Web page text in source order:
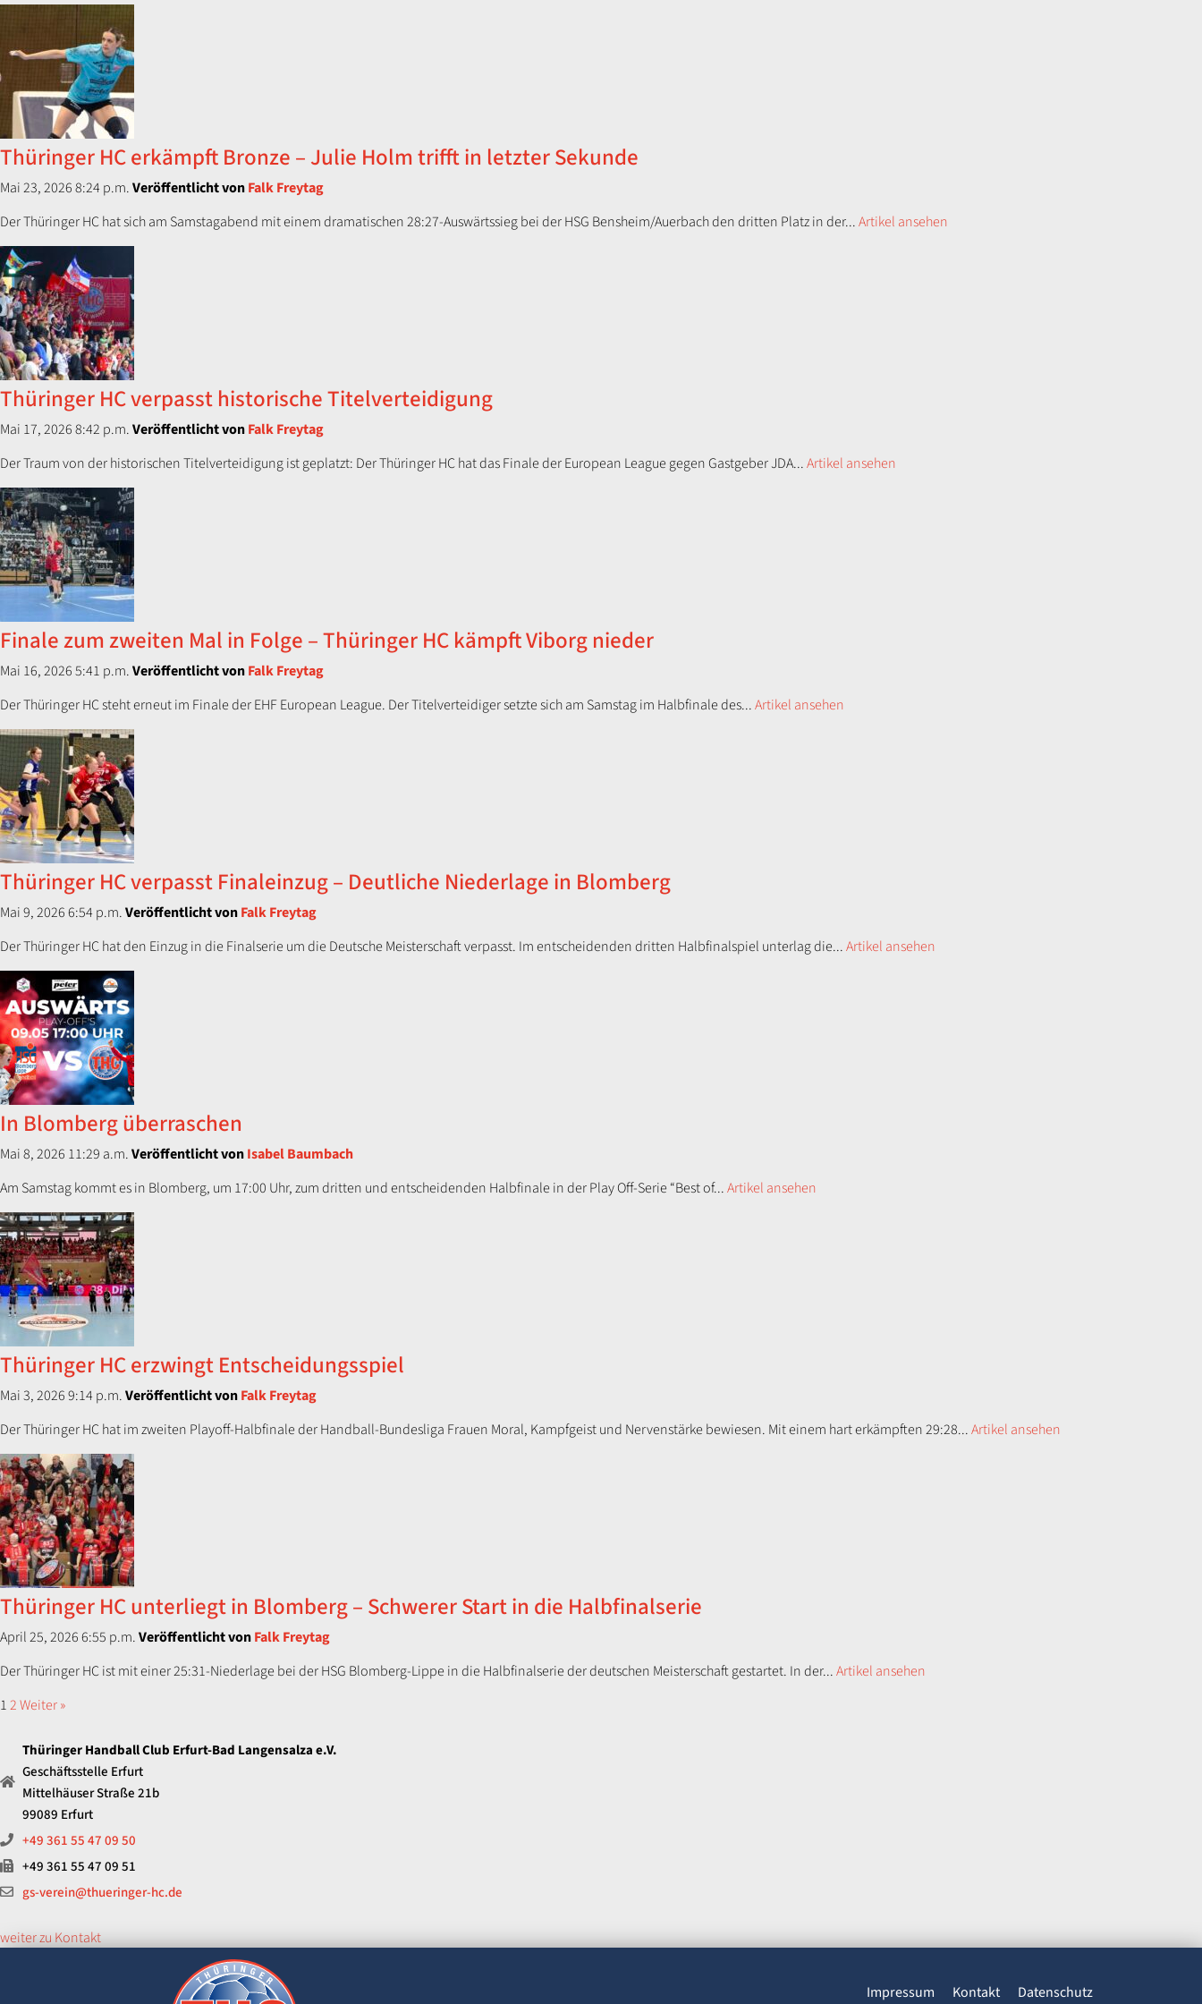
Thüringer HC erkämpft Bronze – Julie Holm trifft in letzter Sekunde
Mai 23, 2026 8:24 p.m.Veröffentlicht vonFalk Freytag
Der Thüringer HC hat sich am Samstagabend mit einem dramatischen 28:27-Auswärtssieg bei der HSG Bensheim/Auerbach den dritten Platz in der...Artikel ansehen
Thüringer HC verpasst historische Titelverteidigung
Mai 17, 2026 8:42 p.m.Veröffentlicht vonFalk Freytag
Der Traum von der historischen Titelverteidigung ist geplatzt: Der Thüringer HC hat das Finale der European League gegen Gastgeber JDA...Artikel ansehen
Finale zum zweiten Mal in Folge – Thüringer HC kämpft Viborg nieder
Mai 16, 2026 5:41 p.m.Veröffentlicht vonFalk Freytag
Der Thüringer HC steht erneut im Finale der EHF European League. Der Titelverteidiger setzte sich am Samstag im Halbfinale des...Artikel ansehen
Thüringer HC verpasst Finaleinzug – Deutliche Niederlage in Blomberg
Mai 9, 2026 6:54 p.m.Veröffentlicht vonFalk Freytag
Der Thüringer HC hat den Einzug in die Finalserie um die Deutsche Meisterschaft verpasst. Im entscheidenden dritten Halbfinalspiel unterlag die...Artikel ansehen
In Blomberg überraschen
Mai 8, 2026 11:29 a.m.Veröffentlicht vonIsabel Baumbach
Am Samstag kommt es in Blomberg, um 17:00 Uhr, zum dritten und entscheidenden Halbfinale in der Play Off-Serie “Best of...Artikel ansehen
Thüringer HC erzwingt Entscheidungsspiel
Mai 3, 2026 9:14 p.m.Veröffentlicht vonFalk Freytag
Der Thüringer HC hat im zweiten Playoff-Halbfinale der Handball-Bundesliga Frauen Moral, Kampfgeist und Nervenstärke bewiesen. Mit einem hart erkämpften 29:28...Artikel ansehen
Thüringer HC unterliegt in Blomberg – Schwerer Start in die Halbfinalserie
April 25, 2026 6:55 p.m.Veröffentlicht vonFalk Freytag
Der Thüringer HC ist mit einer 25:31-Niederlage bei der HSG Blomberg-Lippe in die Halbfinalserie der deutschen Meisterschaft gestartet. In der...Artikel ansehen
12Weiter »
Thüringer Handball Club Erfurt-Bad Langensalza e.V.
Geschäftsstelle Erfurt
Mittelhäuser Straße 21b
99089 Erfurt
+49 361 55 47 09 50
+49 361 55 47 09 51
gs-verein@thueringer-hc.de
weiter zu Kontakt
Impressum Kontakt Datenschutz